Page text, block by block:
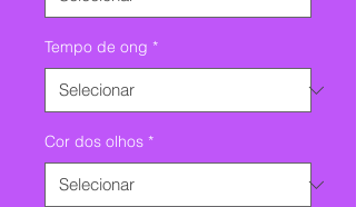
Tempo de ong *
Cor dos olhos *